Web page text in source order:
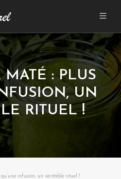
MATÉ : PLUS
UN
RITUEL !
infusion, un véritable rituel !